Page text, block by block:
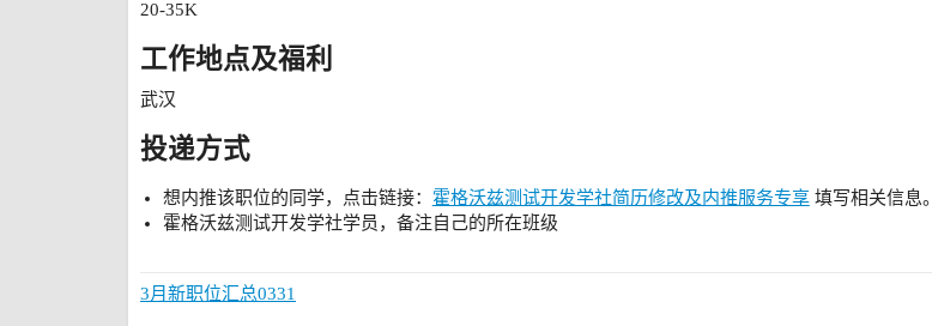
20-35K
工作地点及福利
武汉
投递方式
想内推该职位的同学，点击链接： 霍格沃兹测试开发学社简历修改及内推服务专享填写相关信息。
霍格沃兹测试开发学社学员，备注自己的所在班级
3月新职位汇总0331